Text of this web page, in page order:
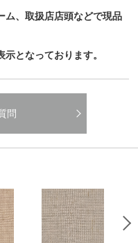
ム、取扱店店頭などで現品
となっております。
問